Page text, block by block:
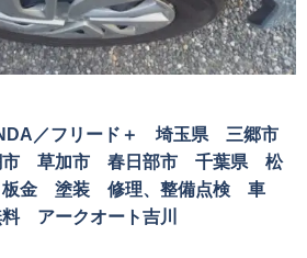
／フリード＋ 埼玉県 三郷市
市 草加市 春日部市 千葉県 松
金 塗装 修理、整備点検 車
アークオート吉川